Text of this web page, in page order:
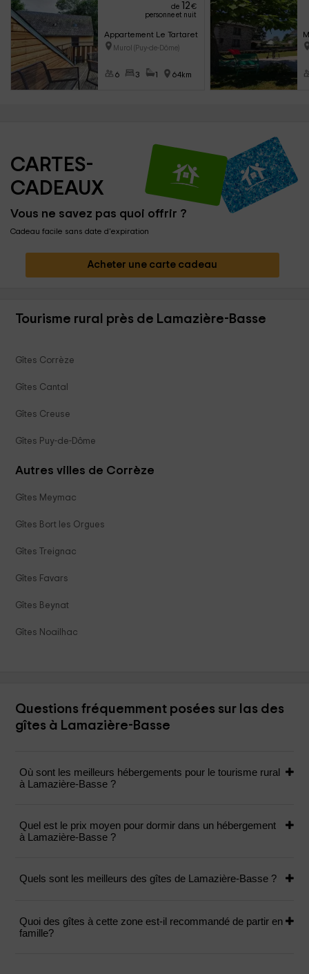
de 12€
personne et nuit
Appartement Le Tartaret
Murol (Puy-de-Dôme)
6 3 1 64km
CARTES-
CADEAUX
Vous ne savez pas quoi offrir ?
Cadeau facile sans date d'expiration
Acheter une carte cadeau
Tourisme rural près de Lamazière-Basse
Gîtes Corrèze
Gîtes Cantal
Gîtes Creuse
Gîtes Puy-de-Dôme
Autres villes de Corrèze
Gîtes Meymac
Gîtes Bort les Orgues
Gîtes Treignac
Gîtes Favars
Gîtes Beynat
Gîtes Noailhac
Questions fréquemment posées sur las des
gîtes à Lamazière-Basse
Où sont les meilleurs hébergements pour le tourisme rural
à Lamazière-Basse ?
Quel est le prix moyen pour dormir dans un hébergement
à Lamazière-Basse ?
Quels sont les meilleurs des gîtes de Lamazière-Basse ?
Quoi des gîtes à cette zone est-il recommandé de partir en
famille?